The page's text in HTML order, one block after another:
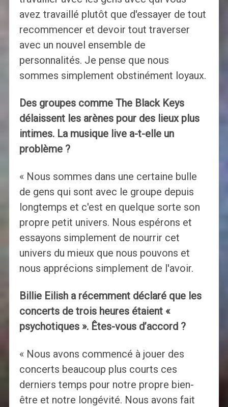
avez travaillé plutôt que d'essayer de tout
recommencer et devoir tout traverser
avec un nouvel ensemble de
personnalités. Je pense que nous
sommes simplement obstinément loyaux.
Des groupes comme The Black Keys
délaissent les arènes pour des lieux plus
intimes. La musique live a-t-elle un
problème ?
« Nous sommes dans une certaine bulle
de gens qui sont avec le groupe depuis
longtemps et c'est en quelque sorte son
propre petit univers. Nous espérons et
essayons simplement de nourrir cet
univers du mieux que nous pouvons et
nous apprécions simplement de l'avoir.
Billie Eilish a récemment déclaré que les
concerts de trois heures étaient «
psychotiques ». Êtes-vous d’accord ?
« Nous avons commencé à jouer des
concerts beaucoup plus courts ces
derniers temps pour notre propre bien-
être et notre longévité. Nous avons fait